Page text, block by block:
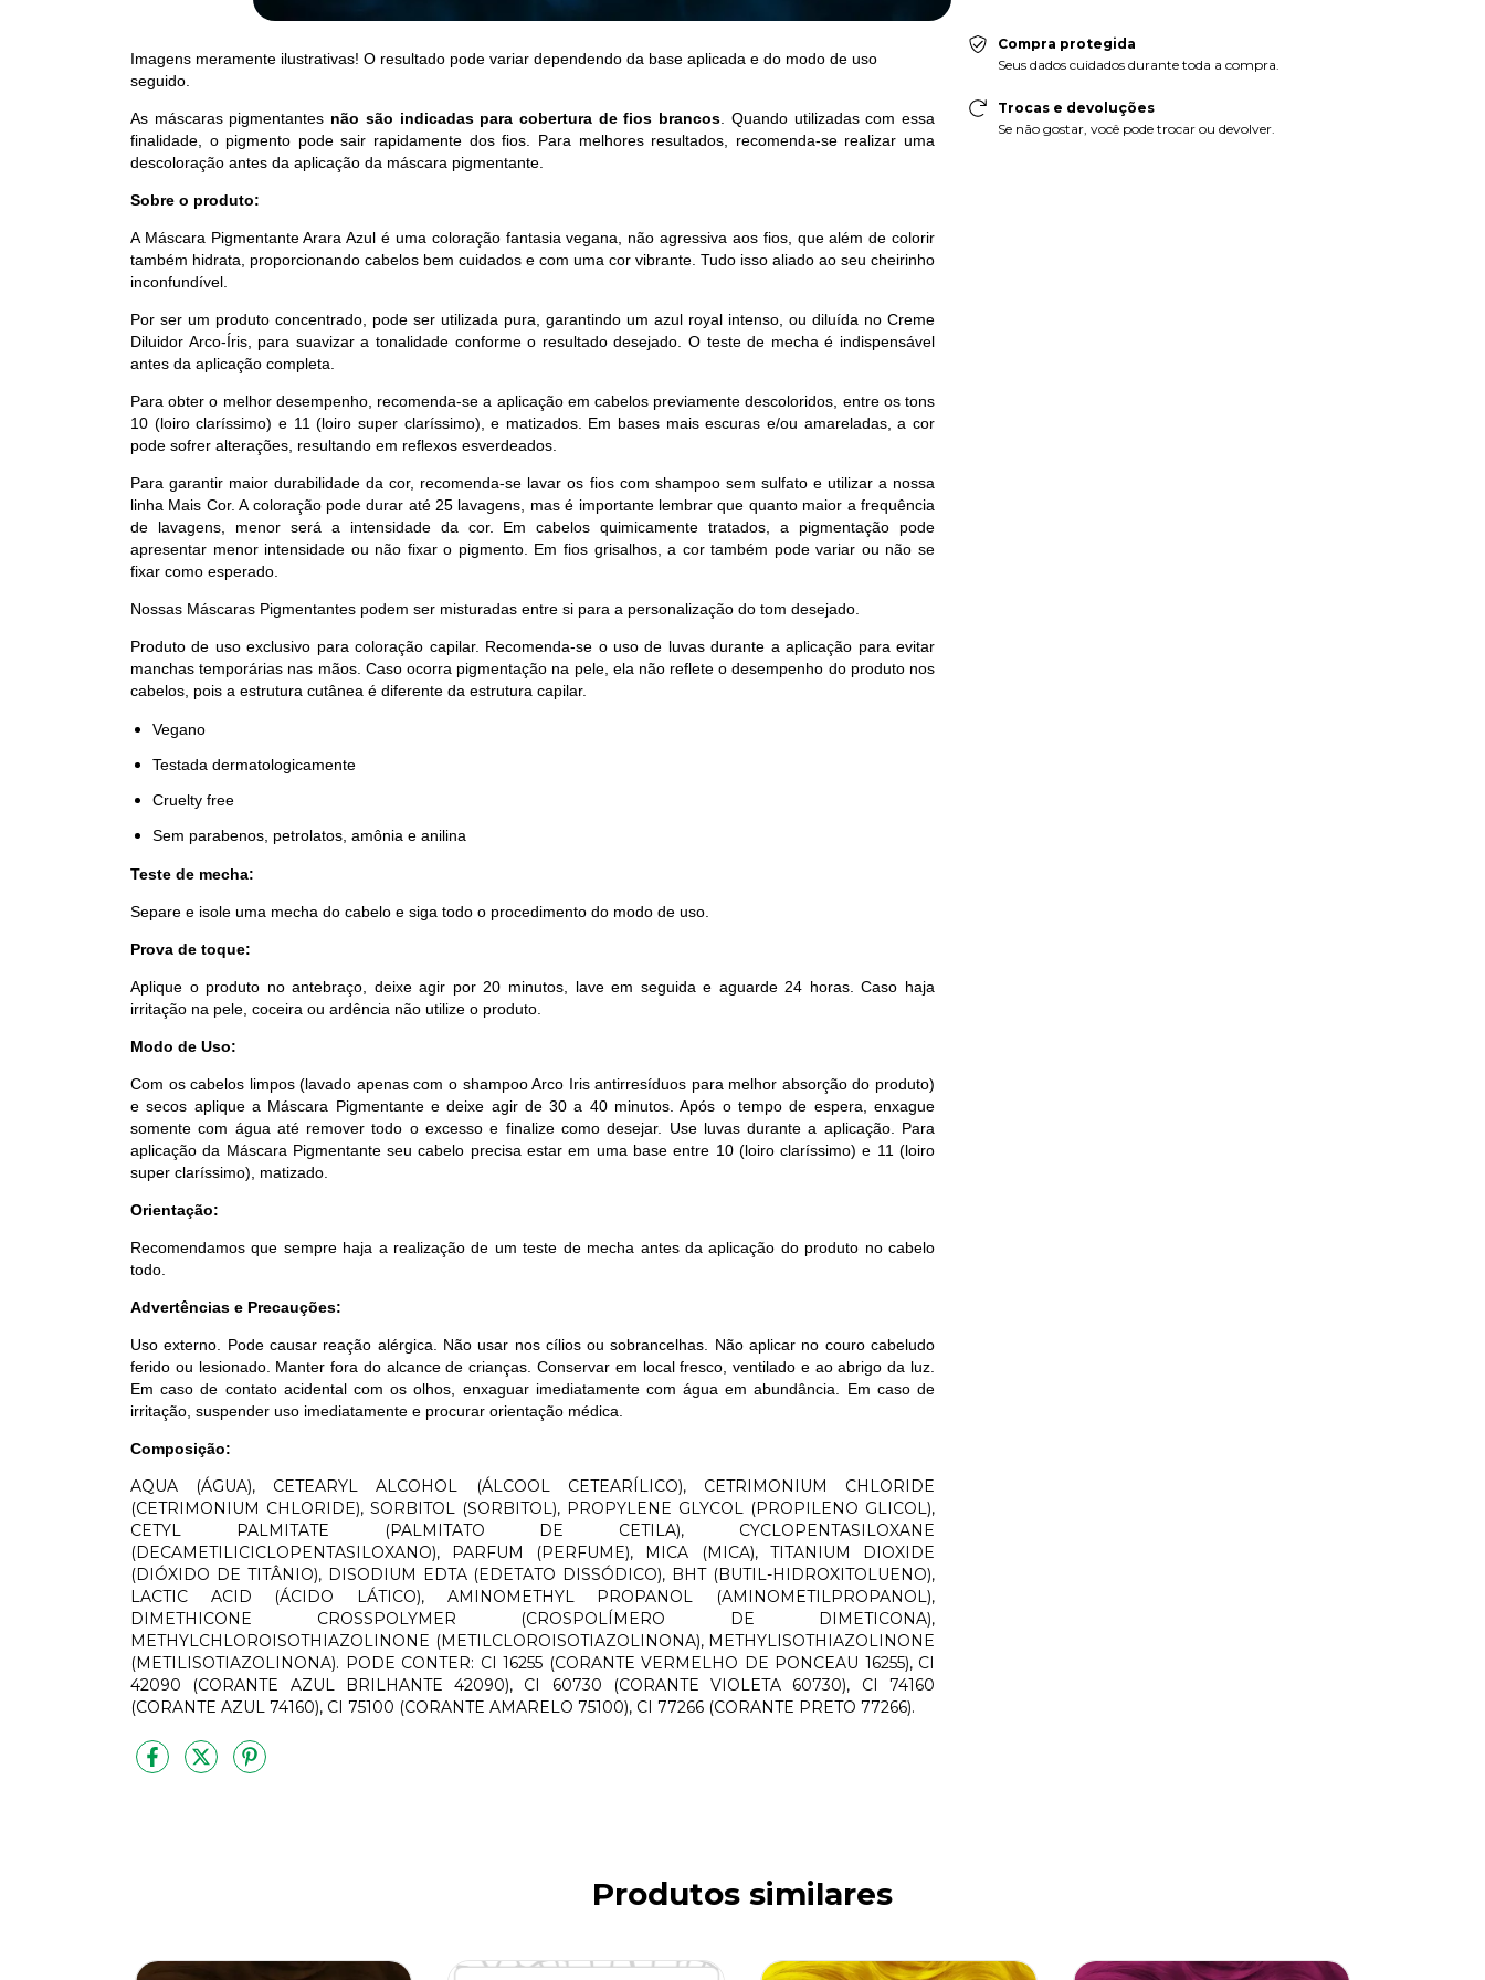
Imagens meramente ilustrativas! O resultado pode variar dependendo da base aplicada e do modo de uso
seguido.
As máscaras pigmentantes não são indicadas para cobertura de fios brancos . Quando utilizadas com essa
finalidade, o pigmento pode sair rapidamente dos fios. Para melhores resultados, recomenda-se realizar uma
descoloração antes da aplicação da máscara pigmentante.
Sobre o produto:
A Máscara Pigmentante Arara Azul é uma coloração fantasia vegana, não agressiva aos fios, que além de colorir
também hidrata, proporcionando cabelos bem cuidados e com uma cor vibrante. Tudo isso aliado ao seu cheirinho
inconfundível.
Por ser um produto concentrado, pode ser utilizada pura, garantindo um azul royal intenso, ou diluída no Creme
Diluidor Arco-Íris, para suavizar a tonalidade conforme o resultado desejado. O teste de mecha é indispensável
antes da aplicação completa.
Para obter o melhor desempenho, recomenda-se a aplicação em cabelos previamente descoloridos, entre os tons
10 (loiro claríssimo) e 11 (loiro super claríssimo), e matizados. Em bases mais escuras e/ou amareladas, a cor
pode sofrer alterações, resultando em reflexos esverdeados.
Para garantir maior durabilidade da cor, recomenda-se lavar os fios com shampoo sem sulfato e utilizar a nossa
linha Mais Cor. A coloração pode durar até 25 lavagens, mas é importante lembrar que quanto maior a frequência
de lavagens, menor será a intensidade da cor. Em cabelos quimicamente tratados, a pigmentação pode
apresentar menor intensidade ou não fixar o pigmento. Em fios grisalhos, a cor também pode variar ou não se
fixar como esperado.
Nossas Máscaras Pigmentantes podem ser misturadas entre si para a personalização do tom desejado.
Produto de uso exclusivo para coloração capilar. Recomenda-se o uso de luvas durante a aplicação para evitar
manchas temporárias nas mãos. Caso ocorra pigmentação na pele, ela não reflete o desempenho do produto nos
cabelos, pois a estrutura cutânea é diferente da estrutura capilar.
Vegano
Testada dermatologicamente
Cruelty free
Sem parabenos, petrolatos, amônia e anilina
Teste de mecha:
Separe e isole uma mecha do cabelo e siga todo o procedimento do modo de uso.
Prova de toque:
Aplique o produto no antebraço, deixe agir por 20 minutos, lave em seguida e aguarde 24 horas. Caso haja
irritação na pele, coceira ou ardência não utilize o produto.
Modo de Uso:
Com os cabelos limpos (lavado apenas com o shampoo Arco Iris antirresíduos para melhor absorção do produto)
e secos aplique a Máscara Pigmentante e deixe agir de 30 a 40 minutos. Após o tempo de espera, enxague
somente com água até remover todo o excesso e finalize como desejar. Use luvas durante a aplicação. Para
aplicação da Máscara Pigmentante seu cabelo precisa estar em uma base entre 10 (loiro claríssimo) e 11 (loiro
super claríssimo), matizado.
Orientação:
Recomendamos que sempre haja a realização de um teste de mecha antes da aplicação do produto no cabelo
todo.
Advertências e Precauções:
Uso externo. Pode causar reação alérgica. Não usar nos cílios ou sobrancelhas. Não aplicar no couro cabeludo
ferido ou lesionado. Manter fora do alcance de crianças. Conservar em local fresco, ventilado e ao abrigo da luz.
Em caso de contato acidental com os olhos, enxaguar imediatamente com água em abundância. Em caso de
irritação, suspender uso imediatamente e procurar orientação médica.
Composição:
AQUA (ÁGUA), CETEARYL ALCOHOL (ÁLCOOL CETEARÍLICO), CETRIMONIUM CHLORIDE
(CETRIMONIUM CHLORIDE), SORBITOL (SORBITOL), PROPYLENE GLYCOL (PROPILENO GLICOL),
CETYL PALMITATE (PALMITATO DE CETILA), CYCLOPENTASILOXANE
(DECAMETILICICLOPENTASILOXANO), PARFUM (PERFUME), MICA (MICA), TITANIUM DIOXIDE
(DIÓXIDO DE TITÂNIO), DISODIUM EDTA (EDETATO DISSÓDICO), BHT (BUTIL-HIDROXITOLUENO),
LACTIC ACID (ÁCIDO LÁTICO), AMINOMETHYL PROPANOL (AMINOMETILPROPANOL),
DIMETHICONE CROSSPOLYMER (CROSPOLÍMERO DE DIMETICONA),
METHYLCHLOROISOTHIAZOLINONE (METILCLOROISOTIAZOLINONA), METHYLISOTHIAZOLINONE
(METILISOTIAZOLINONA). PODE CONTER: CI 16255 (CORANTE VERMELHO DE PONCEAU 16255), CI
42090 (CORANTE AZUL BRILHANTE 42090), CI 60730 (CORANTE VIOLETA 60730), CI 74160
(CORANTE AZUL 74160), CI 75100 (CORANTE AMARELO 75100), CI 77266 (CORANTE PRETO 77266).
Compra protegida
Seus dados cuidados durante toda a compra.
Trocas e devoluções
Se não gostar, você pode trocar ou devolver.
Produtos similares